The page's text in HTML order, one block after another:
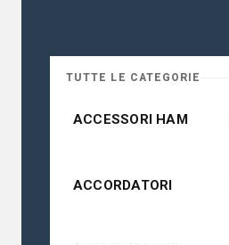
TUTTE LE CATEGORIE
ACCESSORI HAM
ACCORDATORI